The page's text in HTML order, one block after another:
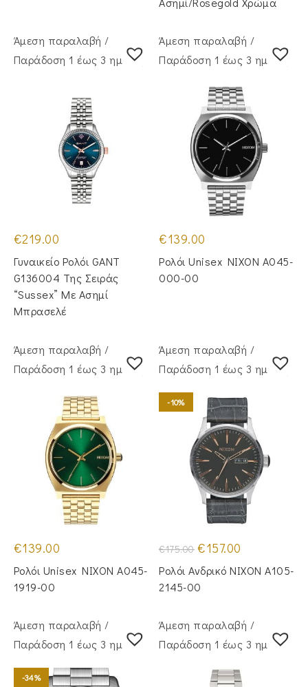
Άμεση παραλαβή /
Παράδoση 1 έως 3 ημέρες
€219.00
Γυναικείο Ρολόι GANT
G136004 Της Σειράς
“Sussex” Με Ασημί
Μπρασελέ
Άμεση παραλαβή /
Παράδoση 1 έως 3 ημέρες
€139.00
Ρολόι Unisex NIXON A045-
000-00
Άμεση παραλαβή /
Παράδoση 1 έως 3 ημέρες
€139.00
Ρολόι Unisex NIXON A045-
1919-00
Άμεση παραλαβή /
Παράδoση 1 έως 3 ημέρες
-10%
€175.00 Original
price
was:
€175.00.
€157.00
τιμή
είναι:
Ρολόι Ανδρικό NIXON A105-
2145-00
Άμεση παραλαβή /
Παράδoση 1 έως 3 ημέρες
-34%
Άμεση παραλαβή /
Παράδoση 1 έως 3 ημέρες